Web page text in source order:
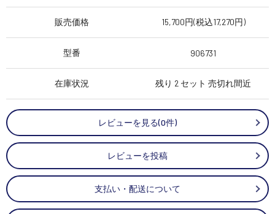
販売価格 15,700円(税込17,270円)
型番 906731
在庫状況 残り 2 セット 売切れ間近
レビューを見る(0件)
レビューを投稿
支払い・配送について